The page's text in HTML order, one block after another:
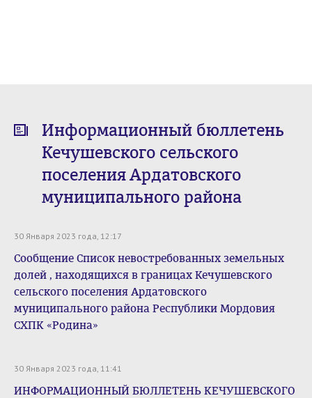
Информационный бюллетень
Кечушевского сельского
поселения Ардатовского
муниципального района
30 Января 2023 года, 12:17
Сообщение Список невостребованных земельных
долей , находящихся в границах Кечушевского
сельского поселения Ардатовского
муниципального района Республики Мордовия
СХПК «Родина»
30 Января 2023 года, 11:41
ИНФОРМАЦИОННЫЙ БЮЛЛЕТЕНЬ КЕЧУШЕВСКОГО